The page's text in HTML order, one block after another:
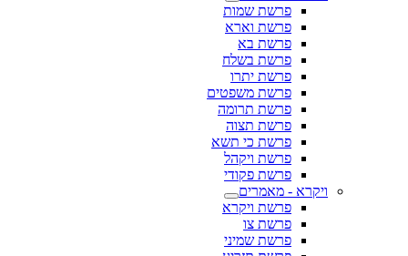
פרשת שמות
פרשת וארא
פרשת בא
פרשת בשלח
פרשת יתרו
פרשת משפטים
פרשת תרומה
פרשת תצוה
פרשת כי תשא
פרשת ויקהל
פרשת פקודי
ויקרא - מאמרים
פרשת ויקרא
פרשת צו
פרשת שמיני